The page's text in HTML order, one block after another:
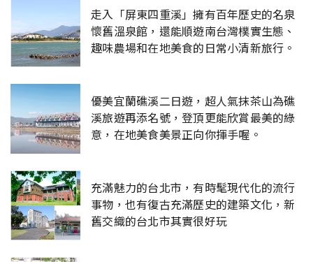
走入「屏東四重溪」擁有百年歷史的名泉
懷舊溫泉館，還能順遊南台灣樸實生態、
趣味農場和在地美食的日常小清新旅行。
優美宜蘭礁溪二日遊，超人氣抹茶山為礁
溪旅遊再添名號，登頂更能欣賞最美的綠
意，在地美食美景正向你揮手喔。
充滿魅力的台北市，有時髦現代化的流行
事物，也有復古充滿歷史的建築文化，新
舊交織的台北市其實很好玩